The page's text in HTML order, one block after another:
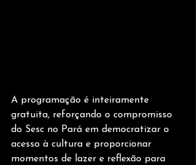
A programação é inteiramente
gratuita, reforçando o compromisso
do Sesc no Pará em democratizar o
acesso à cultura e proporcionar
momentos de lazer e reflexão para